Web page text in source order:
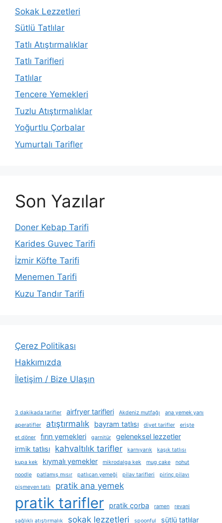
Sokak Lezzetleri
Sütlü Tatlılar
Tatlı Atıştırmalıklar
Tatlı Tarifleri
Tatlılar
Tencere Yemekleri
Tuzlu Atıştırmalıklar
Yoğurtlu Çorbalar
Yumurtalı Tarifler
Son Yazılar
Doner Kebap Tarifi
Karides Guvec Tarifi
İzmir Köfte Tarifi
Menemen Tarifi
Kuzu Tandır Tarifi
Çerez Politikası
Hakkımızda
İletişim / Bize Ulaşın
3 dakikada tarifler airfryer tarifleri Akdeniz mutfağı
ana yemek yanı
aperatifler
atıştırmalık bayram tatlısı diyet tarifler
erişte
et döner
fırın yemekleri garnitür
geleneksel lezzetler
irmik tatlısı
kahvaltılık tarifler karnıyarık
kaşık tatlısı
kupa kek
kıymalı yemekler mikrodalga kek mug cake
nohut
noodle
patlamış mısır patlıcan yemeği pilav tarifleri
pirinç pilavı
pişmeyen tatlı
pratik ana yemek
pratik tarifler pratik çorba ramen revani
sağlıklı atıştırmalık sokak lezzetleri spoonful sütlü tatlılar